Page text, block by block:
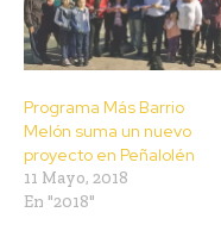
Programa Más Barrio
Melón suma un nuevo
proyecto en Peñalolén
11 Mayo, 2018
En "2018"